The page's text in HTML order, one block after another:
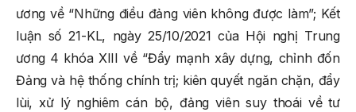
ương về “Những điều đảng viên không được làm”; Kết
luận số 21-KL, ngày 25/10/2021 của Hội nghị Trung
ương 4 khóa XIII về “Đẩy mạnh xây dựng, chỉnh đốn
Đảng và hệ thống chính trị; kiên quyết ngăn chặn, đẩy
lùi, xử lý nghiêm cán bộ, đảng viên suy thoái về tư